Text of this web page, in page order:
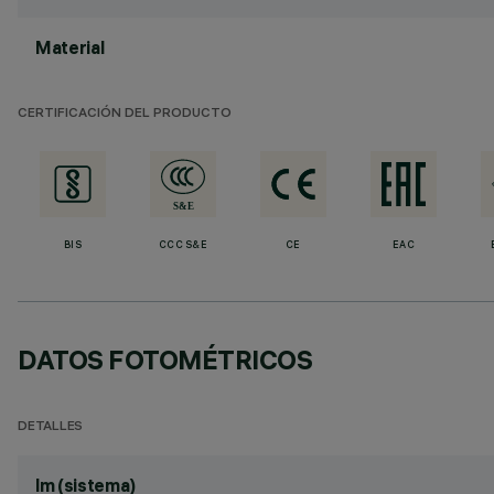
Material
CERTIFICACIÓN DEL PRODUCTO
BIS CCC S&E CE EAC
DATOS FOTOMÉTRICOS
DETALLES
lm (sistema)